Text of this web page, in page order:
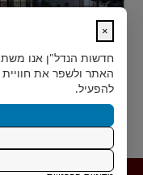
בלב הצפון-הישן של
SELECTED - מותג הי?...
15.12.2024
×
חדשות הנדל"ן אנו
האתר ולשפר את
להפעיל.